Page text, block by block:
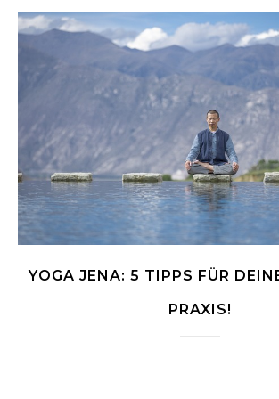
YOGA JENA: 5 TIPPS FÜR
PRAXIS!